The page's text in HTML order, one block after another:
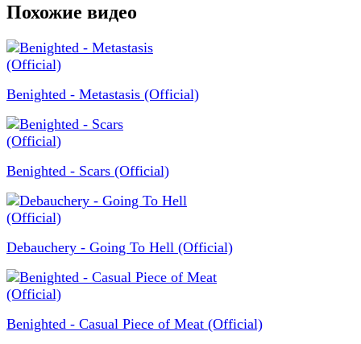
Похожие видео
Benighted - Metastasis (Official)
Benighted - Scars (Official)
Debauchery - Going To Hell (Official)
Benighted - Casual Piece of Meat (Official)